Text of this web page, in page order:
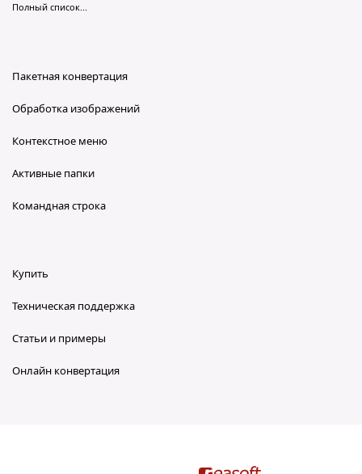
Полный список...
Пакетная конвертация
Обработка изображений
Контекстное меню
Активные папки
Командная строка
Купить
Техническая поддержка
Статьи и примеры
Онлайн конвертация